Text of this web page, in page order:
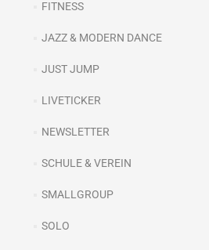
FITNESS
JAZZ & MODERN DANCE
JUST JUMP
LIVETICKER
NEWSLETTER
SCHULE & VEREIN
SMALLGROUP
SOLO